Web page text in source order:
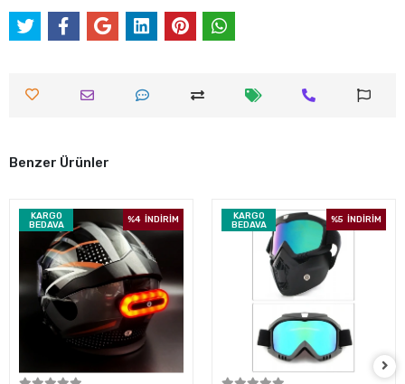
Benzer Ürünler
KARGO
BEDAVA
%4 İNDİRİM
KARGO
BEDAVA
%5 İNDİRİM